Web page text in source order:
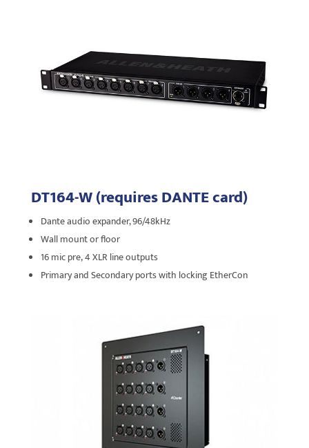
DT164-W (requires DANTE card)
Dante audio expander, 96/48kHz
Wall mount or floor
16 mic pre,4 XLR line outputs
Primary and Secondary ports with locking EtherCon